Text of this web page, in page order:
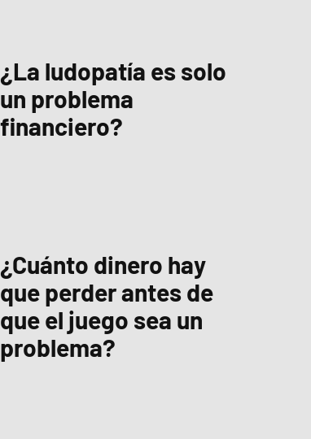
¿La ludopatía es solo
un problema
financiero?
¿Cuánto dinero hay
que perder antes de
que el juego sea un
problema?